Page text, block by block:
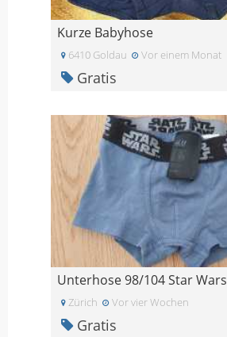
Kurze Babyhose
6410 Goldau Vor einem Monat
Gratis
Unterhose 98/104 Star Wars
Zürich Vor vier Wochen
Gratis